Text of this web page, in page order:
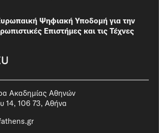
Ψηφιακή Υποδομή για την
Επιστήμες και τις Τέχνες
Ακαδημίας Αθηνών
14, 106 73, Αθήνα